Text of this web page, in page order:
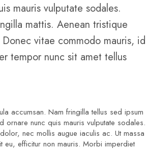
mauris vulputate sodales.
mattis. Aenean tristique
vitae commodo mauris, id
tempor nunc sit amet tellus
accumsan. Nam fringilla tellus sed ipsum
ornare nunc quis mauris vulputate sodales.
nec mollis augue iaculis ac. Ut massa
eu, efficitur non mauris. Morbi imperdiet